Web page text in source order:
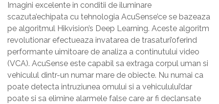
Imagini excelente in conditii de iluminare
scazuta’echipata cu tehnologia AcuSense’ce se bazeaza
pe algoritmul Hikvision’s Deep Learning. Aceste algoritm
revolutionar efectueaza invatarea de trasaturi’oferind
performante uimitoare de analiza a continutului video
(VCA). AcuSense este capabil sa extraga corpul uman si
vehiculul dintr-un numar mare de obiecte. Nu numai ca
poate detecta intruziunea omului si a vehiculului’dar
poate si sa elimine alarmele false care ar fi declansate